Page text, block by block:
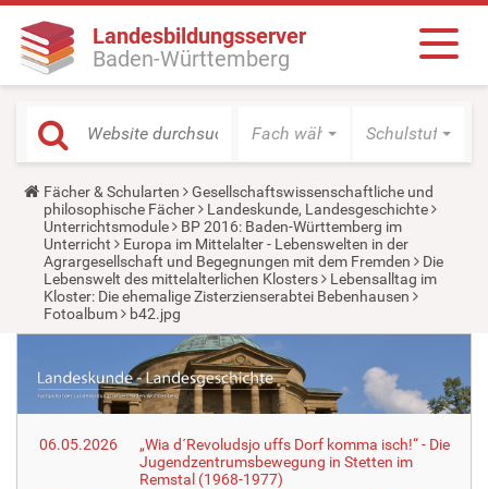
Landesbildungsserver
Baden-Württemberg
Fach wählen Schulstufe
Y
o
u
a
r
e
h
e
r
Fächer & Schularten
Gesellschaftswissenschaftliche und
philosophische Fächer
Landeskunde, Landesgeschichte
Unterrichtsmodule
BP 2016: Baden-Württemberg im
Unterricht
Europa im Mittelalter - Lebenswelten in der
Agrargesellschaft und Begegnungen mit dem Fremden
Die
Lebenswelt des mittelalterlichen Klosters
Lebensalltag im
Kloster: Die ehemalige Zisterzienserabtei Bebenhausen
Fotoalbum
b42.jpg
06.05.2026
„Wia d´Revoludsjo uffs Dorf komma isch!“ - Die
Jugendzentrumsbewegung in Stetten im
Remstal (1968-1977)